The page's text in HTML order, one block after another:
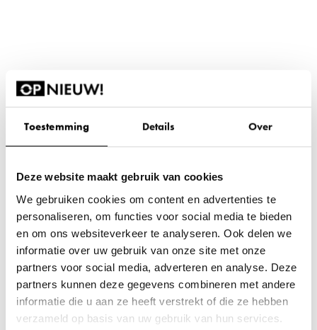
Toestemming Details Over
Deze website maakt gebruik van cookies
We gebruiken cookies om content en advertenties te
personaliseren, om functies voor social media te bieden
en om ons websiteverkeer te analyseren. Ook delen we
informatie over uw gebruik van onze site met onze
partners voor social media, adverteren en analyse. Deze
partners kunnen deze gegevens combineren met andere
informatie die u aan ze heeft verstrekt of die ze hebben
verzameld op basis van uw gebruik van hun services.